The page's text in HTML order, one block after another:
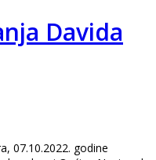
Davida
07.10.2022. godine